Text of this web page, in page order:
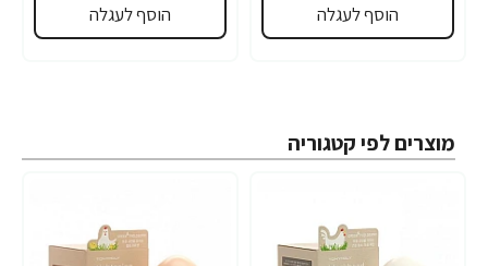
הוסף לעגלה הוסף לעגלה
מוצרים לפי קטגוריה